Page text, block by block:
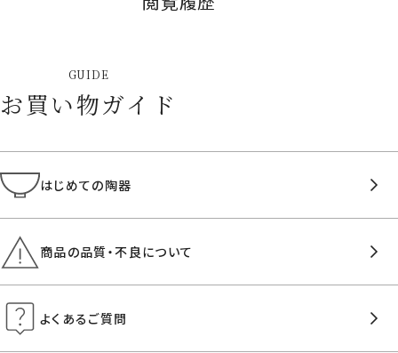
GUIDE
お買い物ガイド
はじめての陶器
商品の品質・不良について
よくあるご質問